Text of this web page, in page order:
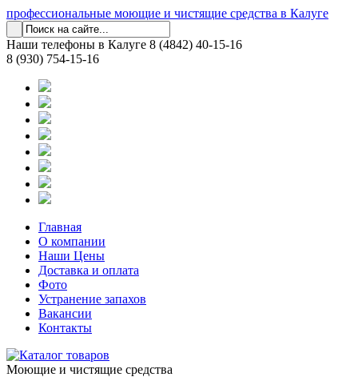
профессиональные моющие и чистящие средства в Калуге
Наши телефоны в Калуге 8 (4842) 40-15-16
8 (930) 754-15-16
Главная
О компании
Наши Цены
Доставка и оплата
Фото
Устранение запахов
Вакансии
Контакты
Моющие и чистящие средства